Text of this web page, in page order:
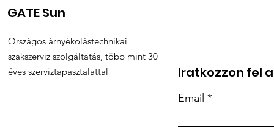
GATE Sun
Országos árnyékolástechnikai
szakszerviz szolgáltatás, több mint 30
éves szerviztapasztalattal
Iratkozzon fel
Email